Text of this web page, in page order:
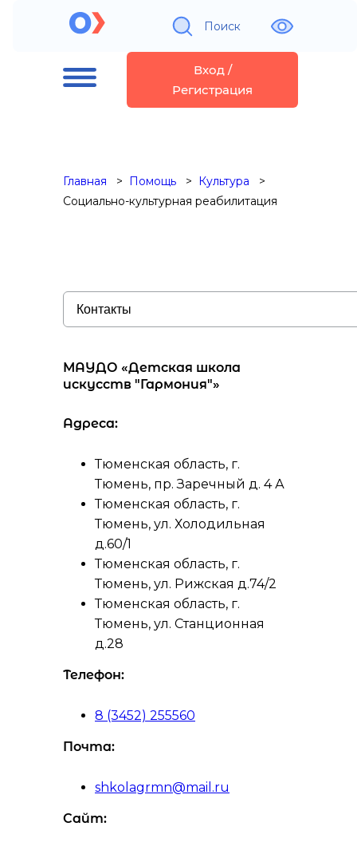
Поиск
Вход /
Регистрация
Главная Помощь
Культура
Социально-культурная реабилитация
МАУДО «Детская школа
искусств "Гармония"»
Адреса:
Тюменская область, г.
Тюмень, пр. Заречный д. 4 А
Тюменская область, г.
Тюмень, ул. Холодильная
д.60/1
Тюменская область, г.
Тюмень, ул. Рижская д.74/2
Тюменская область, г.
Тюмень, ул. Станционная
д.28
Телефон:
8 (3452) 255560
Почта:
shkolagrmn@mail.ru
Сайт: